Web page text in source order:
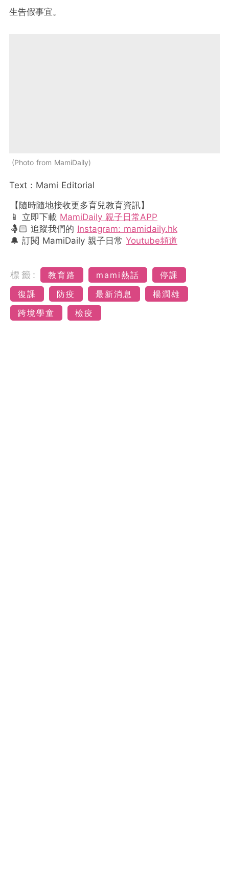
生告假事宜。
Photo from MamiDaily
Text：Mami Editorial
【隨時隨地接收更多育兒教育資訊】
📱 立即下載 MamiDaily 親子日常APP
🤱🏻 追蹤我們的 Instagram: mamidaily.hk
🔔 訂閱 MamiDaily 親子日常 Youtube頻道
標籤: 教育路 mami熱話
停課
復課
防疫 最新消息
楊潤雄
跨境學童
檢疫